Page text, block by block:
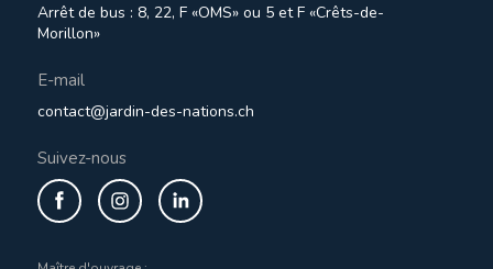
Arrêt de bus : 8, 22, F «OMS» ou 5 et F «Crêts-de-
Morillon»
E-mail
contact@jardin-des-nations.ch
Suivez-nous